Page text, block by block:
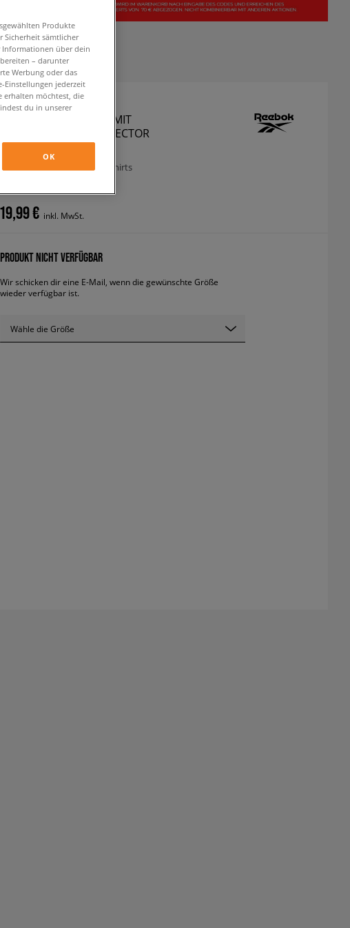
REEBOK SWEATSHIRT MIT
REIßVERSCHLUSS CL VECTOR
TRACKTOP
herren, hoodies und sweatshirts
19,99 € inkl. MwSt.
PRODUKT NICHT VERFÜGBAR
Wir schicken dir eine E-Mail, wenn die gewünschte Größe
wieder verfügbar ist.
Wähle die Größe
Produkte
Sicherheit sämtlicher
Informationen über dein
– darunter
Werbung oder das
Einstellungen jederzeit
erhalten möchtest, die
du in unserer
OK